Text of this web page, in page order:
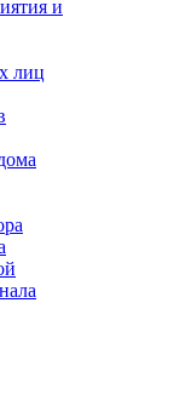
и
лиц